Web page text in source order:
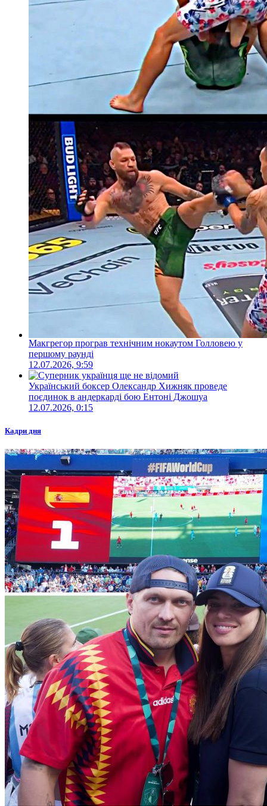
Макгрегор програв технічним нокаутом Голловею у
першому раунді
12.07.2026, 9:59
Український боксер Олександр Хижняк проведе
поєдинок в андеркарді бою Ентоні Джошуа
12.07.2026, 0:15
Кадри дня